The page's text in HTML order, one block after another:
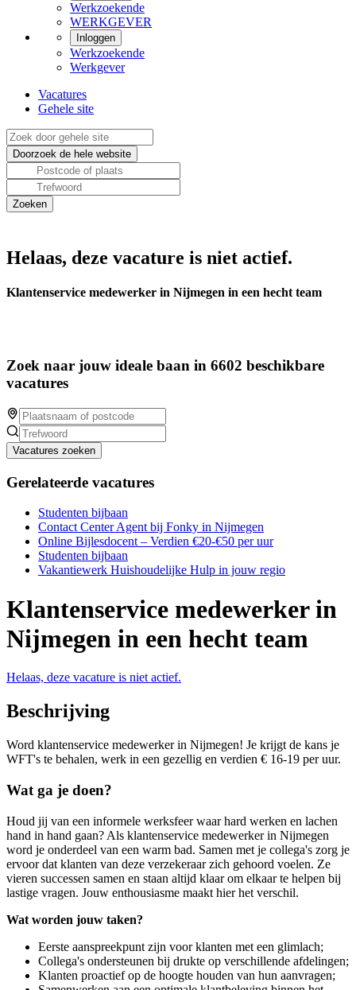
Werkzoekende
WERKGEVER
Inloggen
Werkzoekende
Werkgever
Vacatures
Gehele site
Helaas, deze vacature is niet actief.
Klantenservice medewerker in Nijmegen in een hecht team
Zoek naar jouw ideale baan in 6602 beschikbare
vacatures
Vacatures zoeken
Gerelateerde vacatures
Studenten bijbaan
Contact Center Agent bij Fonky in Nijmegen
Online Bijlesdocent – Verdien €20-€50 per uur
Studenten bijbaan
Vakantiewerk Huishoudelijke Hulp in jouw regio
Klantenservice medewerker in
Nijmegen in een hecht team
Helaas, deze vacature is niet actief.
Beschrijving
Word klantenservice medewerker in Nijmegen! Je krijgt de kans je
WFT's te behalen, werk in een gezellig en verdien € 16-19 per uur.
Wat ga je doen?
Houd jij van een informele werksfeer waar hard werken en lachen
hand in hand gaan? Als klantenservice medewerker in Nijmegen
word je onderdeel van een warm bad. Samen met je collega's zorg je
ervoor dat klanten van deze verzekeraar zich gehoord voelen. Ze
vieren successen samen en staan altijd klaar om elkaar te helpen bij
lastige vragen. Jouw enthousiasme maakt hier het verschil.
Wat worden jouw taken?
Eerste aanspreekpunt zijn voor klanten met een glimlach;
Collega's ondersteunen bij drukte op verschillende afdelingen;
Klanten proactief op de hoogte houden van hun aanvragen;